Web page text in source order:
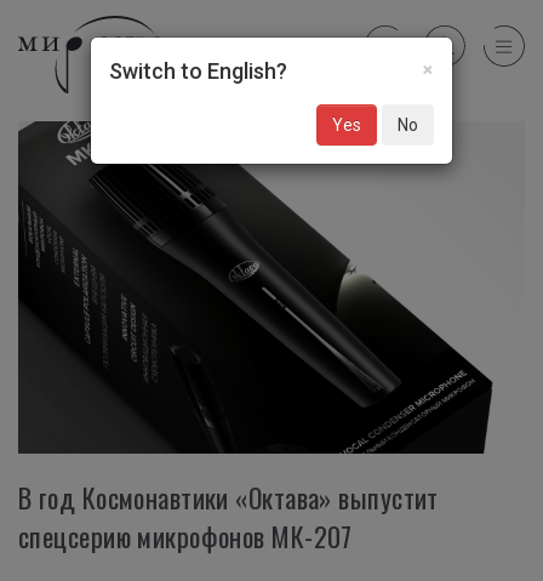
В год Космонавтики «Октава» выпустит
спецсерию микрофонов МК-207
×
Switch to English?
Yes No